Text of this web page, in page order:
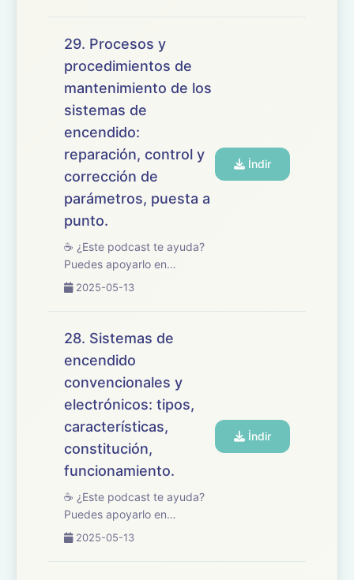
estudiamos el tema 30 del
temario de oposiciones de
Mantenimiento de Vehículos,
centrado en los sistemas...
29. Procesos y
procedimientos de
mantenimiento de los
sistemas de
encendido:
reparación, control y
corrección de
parámetros, puesta a
punto.
☕ ¿Este podcast te ayuda?
Puedes apoyarlo en
buymeacoffee.com/oposicionesfp
repasamos el tema 29 del
temario de oposiciones de
centrado en los procesos ...
2025-05-13
İndir
28. Sistemas de
encendido
convencionales y
electrónicos: tipos,
características,
constitución,
funcionamiento.
☕ ¿Este podcast te ayuda?
Puedes apoyarlo en
buymeacoffee.com/oposicionesfp
abordamos el tema 28 del
2025-05-13
İndir